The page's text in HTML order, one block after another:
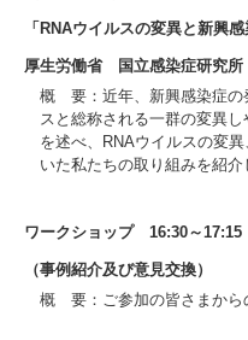
「RNAウイルスの変異と新興
厚生労働省 国立感染症研究
概 要：近年、新興感染症の
スと総称される一群の変異
を述べ、RNAウイルスの変
いた私たちの取り組みを紹介
ワークショップ 16:30～17:15
（事例紹介及び意見交換）
概 要：ご参加の皆さまから